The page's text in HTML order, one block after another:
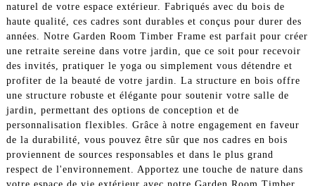
naturel de votre espace extérieur. Fabriqués avec du bois de
haute qualité, ces cadres sont durables et conçus pour durer des
années. Notre Garden Room Timber Frame est parfait pour créer
une retraite sereine dans votre jardin, que ce soit pour recevoir
des invités, pratiquer le yoga ou simplement vous détendre et
profiter de la beauté de votre jardin. La structure en bois offre
une structure robuste et élégante pour soutenir votre salle de
jardin, permettant des options de conception et de
personnalisation flexibles. Grâce à notre engagement en faveur
de la durabilité, vous pouvez être sûr que nos cadres en bois
proviennent de sources responsables et dans le plus grand
respect de l'environnement. Apportez une touche de nature dans